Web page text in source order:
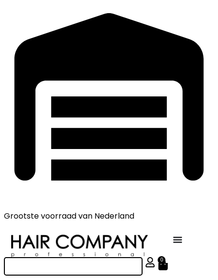
Grootste voorraadvan Nederland
0